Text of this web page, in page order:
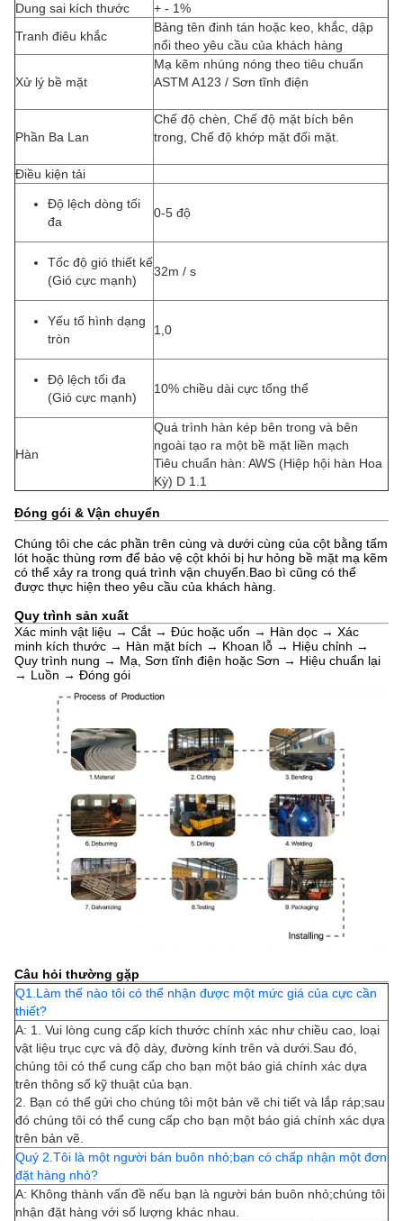
Dung sai kích thước
+ - 1%
Tranh điêu khắc
Bảng tên đinh tán hoặc keo, khắc, dập
nổi theo yêu cầu của khách hàng
Xử lý bề mặt
Mạ kẽm nhúng nóng theo tiêu chuẩn
ASTM A123 / Sơn tĩnh điện
Phần Ba Lan
Chế độ chèn, Chế độ mặt bích bên
trong, Chế độ khớp mặt đối mặt.
Điều kiện tải
Độ lệch dòng tối
đa
0-5 độ
Tốc độ gió thiết kế
(Gió cực mạnh)
32m / s
Yếu tố hình dạng
tròn
1,0
Độ lệch tối đa
(Gió cực mạnh)
10% chiều dài cực tổng thể
Hàn
Quá trình hàn kép bên trong và bên
ngoài tạo ra một bề mặt liền mạch
Tiêu chuẩn hàn: AWS (Hiệp hội hàn Hoa
Kỳ) D 1.1
Đóng gói & Vận chuyển
Chúng tôi che các phần trên cùng và dưới cùng của cột bằng tấm
lót hoặc thùng rơm để bảo vệ cột khỏi bị hư hỏng bề mặt mạ kẽm
có thể xảy ra trong quá trình vận chuyển.Bao bì cũng có thể
được thực hiện theo yêu cầu của khách hàng.
Quy trình sản xuất
Xác minh vật liệu → Cắt → Đúc hoặc uốn → Hàn dọc → Xác
minh kích thước → Hàn mặt bích → Khoan lỗ → Hiệu chỉnh →
Quy trình nung → Mạ, Sơn tĩnh điện hoặc Sơn → Hiệu chuẩn lại
→ Luồn → Đóng gói
Câu hỏi thường gặp
Q1.Làm thế nào tôi có thể nhận được một mức giá của cực cần
thiết?
A: 1. Vui lòng cung cấp kích thước chính xác như chiều cao, loại
vật liệu trục cực và độ dày, đường kính trên và dưới.Sau đó,
chúng tôi có thể cung cấp cho bạn một báo giá chính xác dựa
trên thông số kỹ thuật của bạn.
2. Bạn có thể gửi cho chúng tôi một bản vẽ chi tiết và lắp ráp;sau
đó chúng tôi có thể cung cấp cho bạn một báo giá chính xác dựa
trên bản vẽ.
Quý 2.Tôi là một người bán buôn nhỏ;bạn có chấp nhận một đơn
đặt hàng nhỏ?
A: Không thành vấn đề nếu bạn là người bán buôn nhỏ;chúng tôi
nhận đặt hàng với số lượng khác nhau.